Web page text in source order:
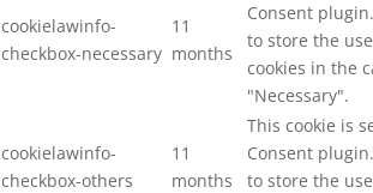
cookielawinfo-
checkbox-necessary
11
months
Consent
to store the
cookies in the
"Necessary".
cookielawinfo-
checkbox-others
11
months
This cookie is
Consent
to store the